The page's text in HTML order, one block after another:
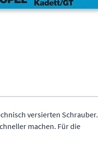
versierten Schrauber.
machen. Für die